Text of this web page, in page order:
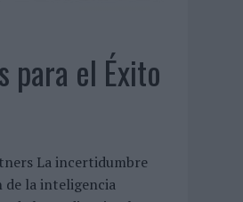
para el Éxito
La incertidumbre
de la inteligencia